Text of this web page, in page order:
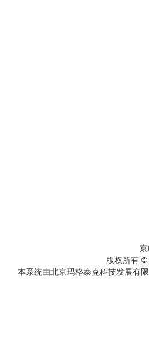
京
版权所有 ©
本系统由北京玛格泰克科技发展有